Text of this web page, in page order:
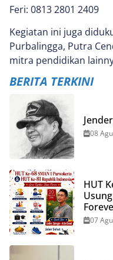
Feri: 0813 2801 2409
Kegiatan ini juga
Purbalingga, Putra
mitra pendidikan
BERITA TERKINI
08
HUT
07